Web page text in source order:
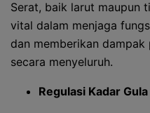
Serat, baik larut maupun
vital dalam menjaga
dan memberikan
secara menyeluruh.
Regulasi Kadar